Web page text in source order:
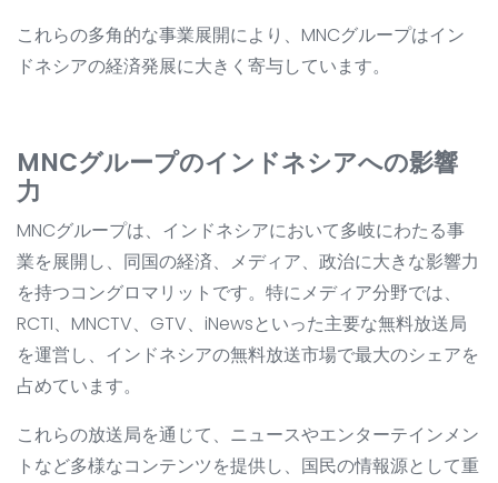
これらの多角的な事業展開により、MNCグループはイン
ドネシアの経済発展に大きく寄与しています。
MNCグループのインドネシアへの影響
力
MNCグループは、インドネシアにおいて多岐にわたる事
業を展開し、同国の経済、メディア、政治に大きな影響力
を持つコングロマリットです。特にメディア分野では、
RCTI、MNCTV、GTV、iNewsといった主要な無料放送局
を運営し、インドネシアの無料放送市場で最大のシェアを
占めています。
これらの放送局を通じて、ニュースやエンターテインメン
トなど多様なコンテンツを提供し、国民の情報源として重